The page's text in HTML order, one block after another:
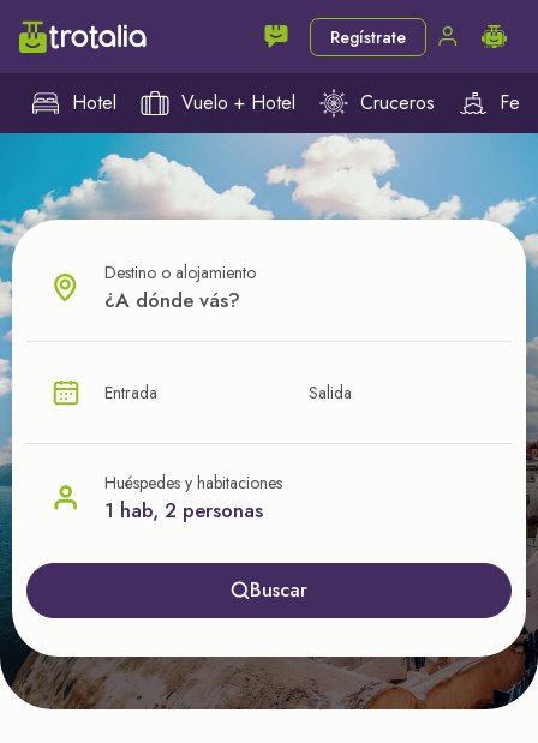
Regístrate
Hotel Vuelo + Hotel Cruceros
¿CUÁL VA A SER TU PRÓXIMO TROTE?
nuestras ofertas
Destino o alojamiento
Entrada Salida
Huéspedes y habitaciones
1 hab, 2 personas
Buscar